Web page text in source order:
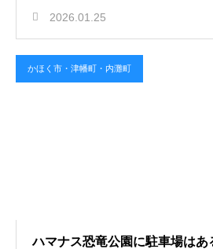
2026.01.25
かほく市・津幡町・内灘町
ハマナス恐竜公園に駐車場はあ